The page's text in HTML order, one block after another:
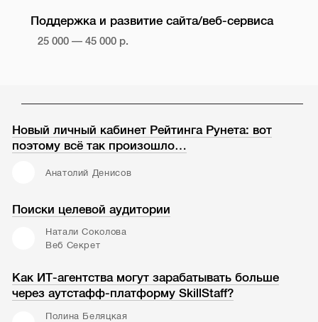
Поддержка и развитие сайта/веб-сервиса
25 000 — 45 000 р.
Новый личный кабинет Рейтинга Рунета: вот
поэтому всё так произошло…
Анатолий Денисов
Поиски целевой аудитории
Натали Соколова
Веб Секрет
Как ИТ-агентства могут зарабатывать больше
через аутстафф-платформу SkillStaff?
Полина Беляцкая